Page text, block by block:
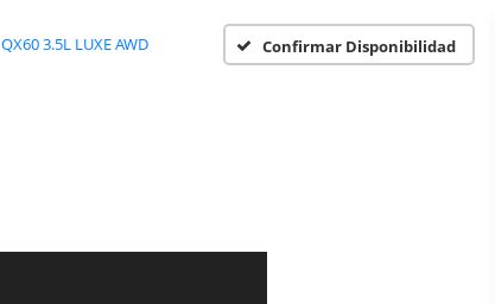
QX60 3.5L LUXE AWD Confirmar Disponibilidad